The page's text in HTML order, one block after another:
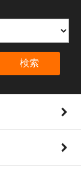
検索